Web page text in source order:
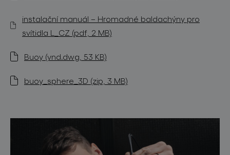
instalační manuál – Hromadné baldachýny pro
svítidla L_CZ (pdf, 2 MB)
Buoy (vnd.dwg, 53 KB)
buoy_sphere_3D (zip, 3 MB)